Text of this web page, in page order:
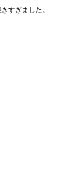
すぎました。